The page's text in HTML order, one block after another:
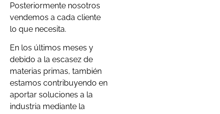
Posteriormente nosotros
vendemos a cada cliente
lo que necesita.
En los últimos meses y
debido a la escasez de
materias primas, también
estamos contribuyendo en
aportar soluciones a la
industria mediante la